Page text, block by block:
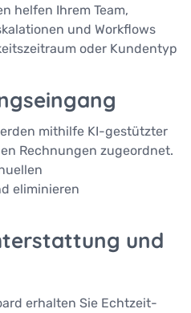
helfen Ihrem Team,
und Workflows
oder Kundentyp
mithilfe KI-gestützter
Rechnungen zugeordnet.
eliminieren
und
erhalten Sie Echtzeit-